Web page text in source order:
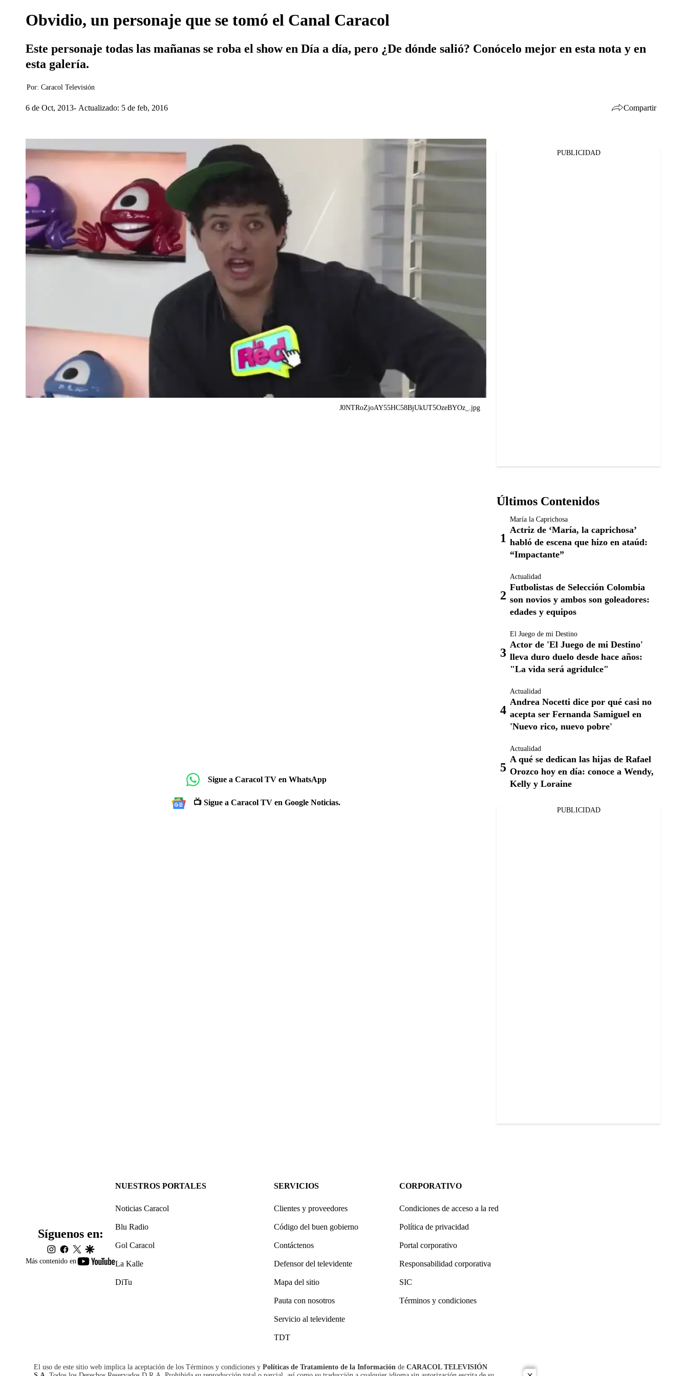
Obvidio, un personaje que se tomó el Canal Caracol
Este personaje todas las mañanas se roba el show en Día a día, pero ¿De dónde salió? Conócelo mejor en esta nota y en
esta galería.
Por: Caracol Televisión
6 de Oct, 2013 Actualizado: 5 de feb, 2016 Compartir
J0NTRoZjoAY55HC58BjUkUT5OzeBYOz_.jpg
Sigue a Caracol TV en WhatsApp
📺 Sigue a Caracol TV en Google Noticias.
PUBLICIDAD
Últimos Contenidos
María la Caprichosa
Actriz de ‘María, la caprichosa’
habló de escena que hizo en ataúd:
“Impactante”
Actualidad
Futbolistas de Selección Colombia
son novios y ambos son goleadores:
edades y equipos
El Juego de mi Destino
Actor de 'El Juego de mi Destino'
lleva duro duelo desde hace años:
"La vida será agridulce"
Actualidad
Andrea Nocetti dice por qué casi no
acepta ser Fernanda Samiguel en
'Nuevo rico, nuevo pobre'
Actualidad
A qué se dedican las hijas de Rafael
Orozco hoy en día: conoce a Wendy,
Kelly y Loraine
PUBLICIDAD
Más contenido en
youtube-
Síguenos en:
instagram
facebook
twittergoogle
NUESTROS PORTALES
Noticias Caracol
Blu Radio
Gol Caracol
La Kalle
DiTu
SERVICIOS
Clientes y proveedores
Código del buen gobierno
Contáctenos
Defensor del televidente
Mapa del sitio
Pauta con nosotros
Servicio al televidente
TDT
CORPORATIVO
Condiciones de acceso a la red
Política de privacidad
Portal corporativo
Responsabilidad corporativa
SIC
Términos y condiciones
El uso de este sitio web implica la aceptación de los Términos y condiciones y Políticas de Tratamiento de la Información de CARACOL TELEVISIÓN